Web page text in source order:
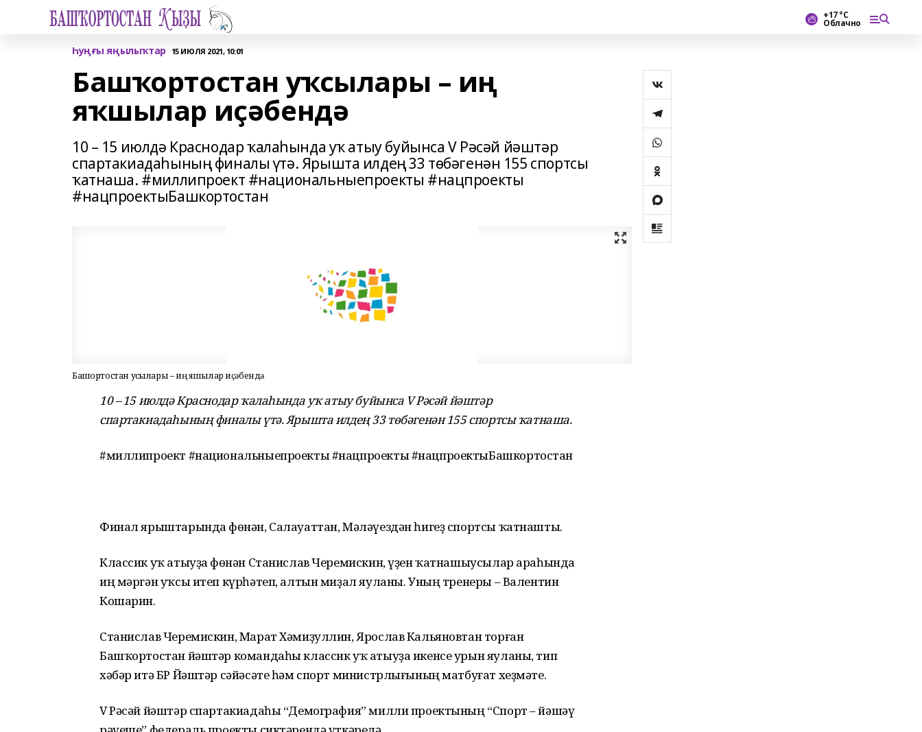
+17 °С
Облачно
Һуңғы яңылыҡтар 15 ИЮЛЯ 2021, 10:01
Башҡортостан уҡсылары – иң
яҡшылар иҫәбендә
10 – 15 июлдә Краснодар ҡалаһында уҡ атыу буйынса V Рәсәй йәштәр
спартакиадаһының финалы үтә. Ярышта илдең 33 төбәгенән 155 спортсы
ҡатнаша. #миллипроект #национальныепроекты #нацпроекты
#нацпроектыБашкортостан
Башҡортостан уҡсылары – иң яҡшылар иҫәбендә
10 – 15 июлдә Краснодар ҡалаһында уҡ атыу буйынса V Рәсәй йәштәр
спартакиадаһының финалы үтә. Ярышта илдең 33 төбәгенән 155 спортсы ҡатнаша.
#миллипроект #национальныепроекты #нацпроекты #нацпроектыБашкортостан
Финал ярыштарында Өфөнән, Салауаттан, Мәләүездән һигеҙ спортсы ҡатнашты.
Классик уҡ атыуҙа Өфөнән Станислав Черемискин, үҙен ҡатнашыусылар араһында
иң мәргән уҡсы итеп күрһәтеп, алтын миҙал яуланы. Уның тренеры – Валентин
Кошарин.
Станислав Черемискин, Марат Хәмиҙуллин, Ярослав Кальяновтан торған
Башҡортостан йәштәр командаһы классик уҡ атыуҙа икенсе урын яуланы, тип
хәбәр итә БР Йәштәр сәйәсәте һәм спорт министрлығының матбуғат хеҙмәте.
V Рәсәй йәштәр спартакиадаһы “Демография” милли проектының “Спорт – йәшәү